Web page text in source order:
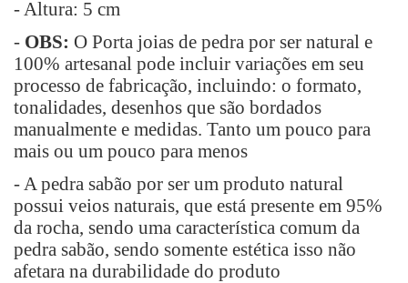
- Altura: 5 cm
- OBS: O Porta joias de pedra por ser natural e
100% artesanal pode incluir variações em seu
processo de fabricação, incluindo: o formato,
tonalidades, desenhos que são bordados
manualmente e medidas. Tanto um pouco para
mais ou um pouco para menos
- A pedra sabão por ser um produto natural
possui veios naturais, que está presente em 95%
da rocha, sendo uma característica comum da
pedra sabão, sendo somente estética isso não
afetara na durabilidade do produto